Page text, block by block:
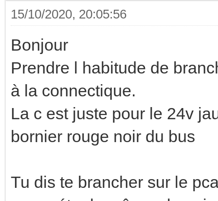
15/10/2020, 20:05:56
Bonjour
Prendre l habitude de
à la connectique.
La c est juste pour le 24v
bornier rouge noir du bus
Tu dis te brancher sur le